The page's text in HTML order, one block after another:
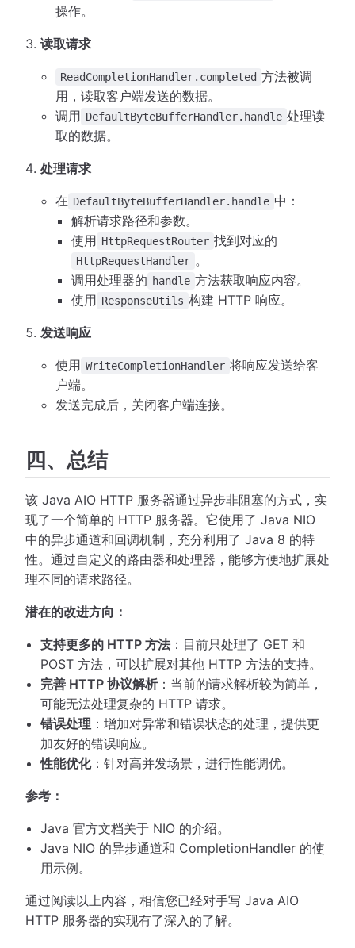
操作。
读取请求
ReadCompletionHandler.completed 方法被调
用，读取客户端发送的数据。
调用 DefaultByteBufferHandler.handle 处理读
取的数据。
处理请求
在 DefaultByteBufferHandler.handle 中：
解析请求路径和参数。
使用 HttpRequestRouter 找到对应的
HttpRequestHandler 。
调用处理器的 handle 方法获取响应内容。
使用 ResponseUtils 构建 HTTP 响应。
发送响应
使用 WriteCompletionHandler 将响应发送给客
户端。
发送完成后，关闭客户端连接。
四、总结
该 Java AIO HTTP 服务器通过异步非阻塞的方式，实
现了一个简单的 HTTP 服务器。它使用了 Java NIO
中的异步通道和回调机制，充分利用了 Java 8 的特
性。通过自定义的路由器和处理器，能够方便地扩展处
理不同的请求路径。
潜在的改进方向：
支持更多的 HTTP 方法：目前只处理了 GET 和
POST 方法，可以扩展对其他 HTTP 方法的支持。
完善 HTTP 协议解析：当前的请求解析较为简单，
可能无法处理复杂的 HTTP 请求。
错误处理 ：增加对异常和错误状态的处理，提供更
加友好的错误响应。
性能优化：针对高并发场景，进行性能调优。
参考：
Java 官方文档关于 NIO 的介绍。
Java NIO 的异步通道和 CompletionHandler 的使
用示例。
通过阅读以上内容，相信您已经对手写 Java AIO
HTTP 服务器的实现有了深入的了解。